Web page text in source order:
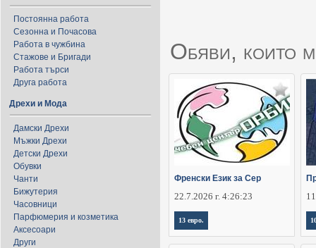
Постоянна работа
Сезонна и Почасова
Работа в чужбина
Стажове и Бригади
Работа търси
Друга работа
Дрехи и Мода
Дамски Дрехи
Мъжки Дрехи
Детски Дрехи
Обувки
Чанти
Бижутерия
Часовници
Парфюмерия и козметика
Аксесоари
Други
Обяви, които
Френски Език за Сер
22.7.2026 г. 4:26:23
13 евро.